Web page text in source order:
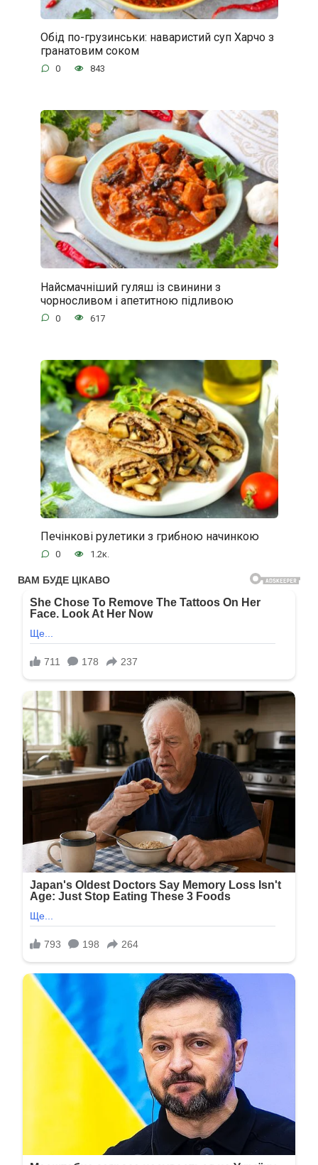
Обід по-грузинськи: наваристий суп Харчо з
гранатовим соком
0 843
Найсмачніший гуляш із свинини з
чорносливом і апетитною підливою
0 617
Печінкові рулетики з грибною начинкою
0 1.2к.